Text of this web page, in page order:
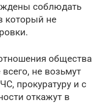
соблюдать
который не
общества
всего, не возьмут
прокуратуру и с
откажут в